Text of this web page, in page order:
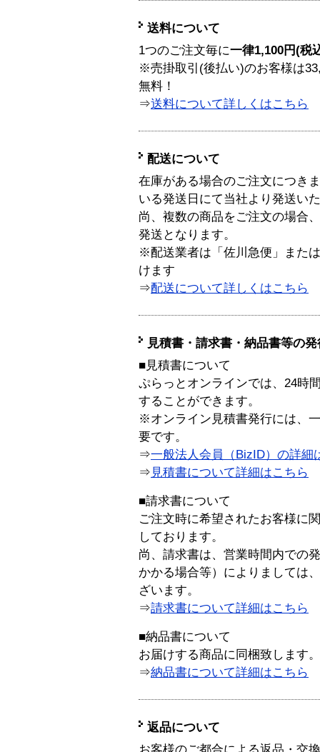
送料について
1つのご注文毎に一律1,100円(税
※売掛取引(後払い)のお客様は
無料！
⇒送料について詳しくはこちら
配送について
在庫がある場合のご注文につき
いる発送日にて当社より発送い
尚、複数の商品をご注文の場合
発送となります。
※配送業者は「佐川急便」また
けます
⇒配送について詳しくはこちら
見積書・請求書・納品書等の
■見積書について
ぷらっとオンラインでは、24時
することができます。
※オンライン見積書発行には、
要です。
⇒一般法人会員（BizID）の詳細
⇒ 見積書について詳細はこちら
■請求書について
ご注文時に希望されたお客様に
しております。
尚、請求書は、営業時間内での
かかる場合等）によりましては
ざいます。
⇒請求書について詳細はこちら
■納品書について
お届けする商品に同梱致します。
⇒納品書について詳細はこちら
返品について